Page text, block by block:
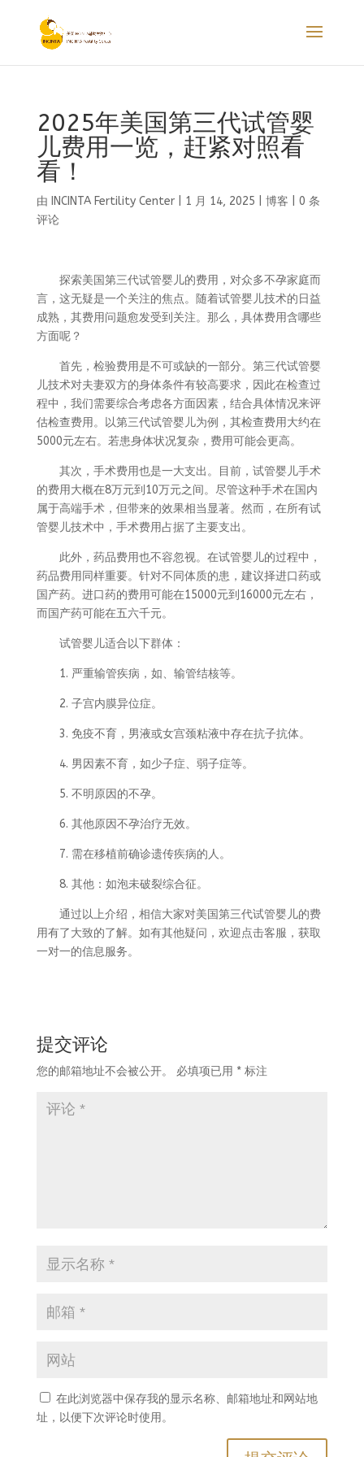
2025年美国第三代试管婴
儿费用一览，赶紧对照看
看！
由 INCINTA Fertility Center| 1 月 14, 2025 博客
0 条
评论
探索美国第三代试管婴儿的费用，对众多不孕家庭而
言，这无疑是一个关注的焦点。随着试管婴儿技术的日益
成熟，其费用问题愈发受到关注。那么，具体费用含哪些
方面呢？
首先，检验费用是不可或缺的一部分。第三代试管婴
儿技术对夫妻双方的身体条件有较高要求，因此在检查过
程中，我们需要综合考虑各方面因素，结合具体情况来评
估检查费用。以第三代试管婴儿为例，其检查费用大约在
5000元左右。若患身体状况复杂，费用可能会更高。
其次，手术费用也是一大支出。目前，试管婴儿手术
的费用大概在8万元到10万元之间。尽管这种手术在国内
属于高端手术，但带来的效果相当显著。然而，在所有试
管婴儿技术中，手术费用占据了主要支出。
此外，药品费用也不容忽视。在试管婴儿的过程中，
药品费用同样重要。针对不同体质的患，建议择进口药或
国产药。进口药的费用可能在15000元到16000元左右，
而国产药可能在五六千元。
试管婴儿适合以下群体：
1. 严重输管疾病，如、输管结核等。
2. 子宫内膜异位症。
3. 免疫不育，男液或女宫颈粘液中存在抗子抗体。
4. 男因素不育，如少子症、弱子症等。
5. 不明原因的不孕。
6. 其他原因不孕治疗无效。
7. 需在移植前确诊遗传疾病的人。
8. 其他：如泡未破裂综合征。
通过以上介绍，相信大家对美国第三代试管婴儿的费
用有了大致的了解。如有其他疑问，欢迎点击客服，获取
一对一的信息服务。
提交评论
您的邮箱地址不会被公开。 必填项已用 *标注
在此浏览器中保存我的显示名称、邮箱地址和网站地
址，以便下次评论时使用。